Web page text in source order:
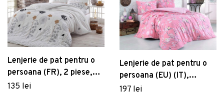
Lenjerie de pat pentru o
persoana (FR), 2 piese,
Atlantis - White, Eponj
135 lei
Lenjerie de pat pentru o
persoana (EU) (IT),
Ardenya, Pearl Home,
197 lei